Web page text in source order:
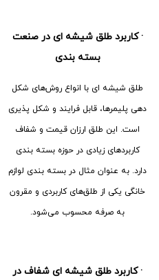
·کاربرد طلق شیشه ای در صنعت
بسته بندی
طلق شیشه ای با انواع روش‌های شکل
دهی پلیمرها، قابل فرایند و شکل پذیری
است. این طلق ارزان قیمت و شفاف
کاربردهای زیادی در حوزه بسته بندی
دارد. به عنوان مثال در بسته بندی لوازم
خانگی یکی از طلق‌های کاربردی و مقرون
به صرفه محسوب می‌شود.
·کاربرد طلق شیشه ای شفاف در